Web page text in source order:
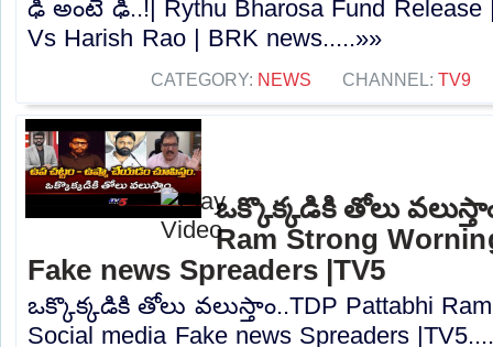
ఢీ అంటే ఢీ..!| Rythu Bharosa Fund Release
Vs Harish Rao | BRK news.....»»
CATEGORY: NEWS CHANNEL: TV9
ఒక్కొక్కడికి తోలు
Ram Strong
Fake news Spreaders |TV5
ఒక్కొక్కడికి తోలు వలుస్తాం..TDP Pattabhi
Social media Fake news Spreaders